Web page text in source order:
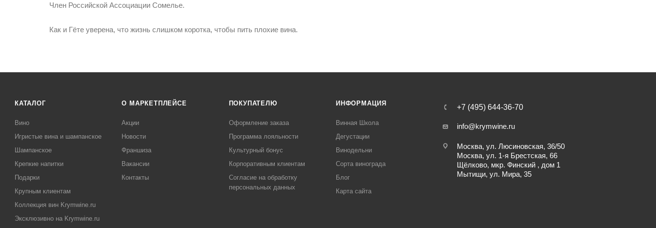
Член Российской Ассоциации Сомелье.
Как и Гёте уверена, что жизнь слишком коротка, чтобы пить плохие вина.
КАТАЛОГ
Вино
Игристые вина и шампанское
Шампанское
Крепкие напитки
Подарки
Крупным клиентам
Коллекция вин Krymwine.ru
Эксклюзивно на Krymwine.ru
О МАРКЕТПЛЕЙСЕ
Акции
Новости
Франшиза
Вакансии
Контакты
ПОКУПАТЕЛЮ
Оформление заказа
Программа лояльности
Культурный бонус
Корпоративным клиентам
Согласие на обработку
персональных данных
ИНФОРМАЦИЯ
Винная Школа
Дегустации
Винодельни
Сорта винограда
Блог
Карта сайта
+7 (495) 644-36-70
info@krymwine.ru
Москва, ул. Люсиновская, 36/50
Москва, ул. 1-я Брестская, 66
Щёлково, мкр. Финский , дом 1
Мытищи, ул. Мира, 35